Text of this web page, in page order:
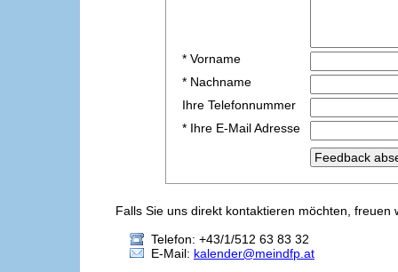
* Vorname
* Nachname
Ihre Telefonnummer
* Ihre E-Mail Adresse
Falls Sie uns direkt kontaktieren möchten,
Telefon: +43/1/512 63 83 32
E-Mail: kalender@meindfp.at